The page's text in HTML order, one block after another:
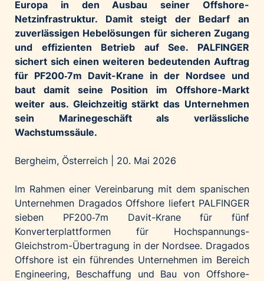
Ökopharm
Palfinger AG
Polestar
REXEL Austria
Starbucks
Superbrands Austria
Tante Fanny
Vollpension
woom bikes
Kontakt
Europa in den Ausbau seiner Offshore-
Netzinfrastruktur. Damit steigt der Bedarf an
zuverlässigen Hebelösungen für sicheren Zugang
und effizienten Betrieb auf See. PALFINGER
sichert sich einen weiteren bedeutenden Auftrag
für PF200‑7m Davit-Krane in der Nordsee und
baut damit seine Position im Offshore-Markt
weiter aus. Gleichzeitig stärkt das Unternehmen
sein Marinegeschäft als verlässliche
Wachstumssäule.
Bergheim, Österreich | 20. Mai 2026
Im Rahmen einer Vereinbarung mit dem spanischen
Unternehmen Dragados Offshore liefert PALFINGER
sieben PF200‑7m Davit-Krane für fünf
Konverterplattformen für Hochspannungs-
Gleichstrom-Übertragung in der Nordsee. Dragados
Offshore ist ein führendes Unternehmen im Bereich
Engineering, Beschaffung und Bau von Offshore-